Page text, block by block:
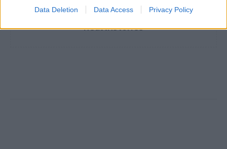
Data Deletion Data Access Privacy Policy
healthstories